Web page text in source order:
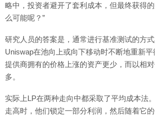
略中，投资者避开了套利成本，但最终获得
么可能呢？”
研究人员的答案是，通常进行基准测试的方式
Uniswap在池向上或向下移动时不断地重新
提供商拥有的价格上涨的资产更少，而以相
多。
实际上LP在两种走向中都采取了平均成本法
走高时，他们锁定一部分利润，然后随着它